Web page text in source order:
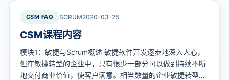
CSM·FAQ SCRUM2020-03-25
CSM课程内容
模块1：敏捷与Scrum概述 敏捷软件开发逐步地深入人心，
但在敏捷转型的企业中，只有很少一部分可以做到持续不断
地交付商业价值，使客户满意。相当数量的企业敏捷转型